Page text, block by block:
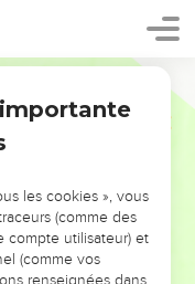
!
ÉVITER LES
les cookies », vous
(comme des
compte utilisateur) et
(comme vos
renseignées dans